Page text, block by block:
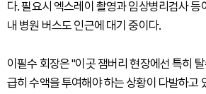
다. 필요시 엑스레이 촬영과 임상병리검사 등
내 병원 버스도 인근에 대기 중이다.
이필수 회장은 "이곳 잼버리 현장에선 특히
급히 수액을 투여해야 하는 상황이 다발하고